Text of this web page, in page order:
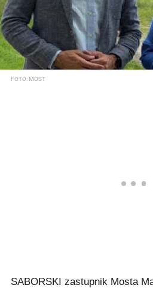
FOTO: MOST
SABORSKI zastupnik Mosta